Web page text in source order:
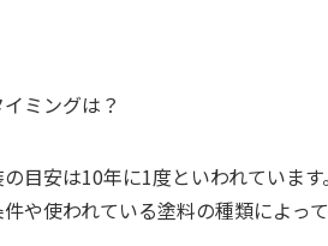
ミングは？
目安は10年に1度といわれています。
や使われている塗料の種類によって